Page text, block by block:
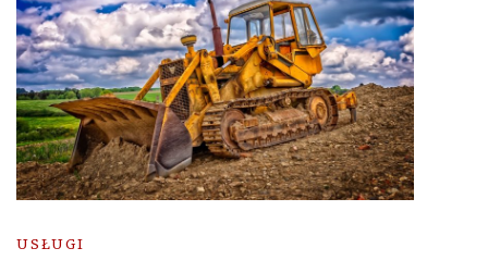
USŁUGI